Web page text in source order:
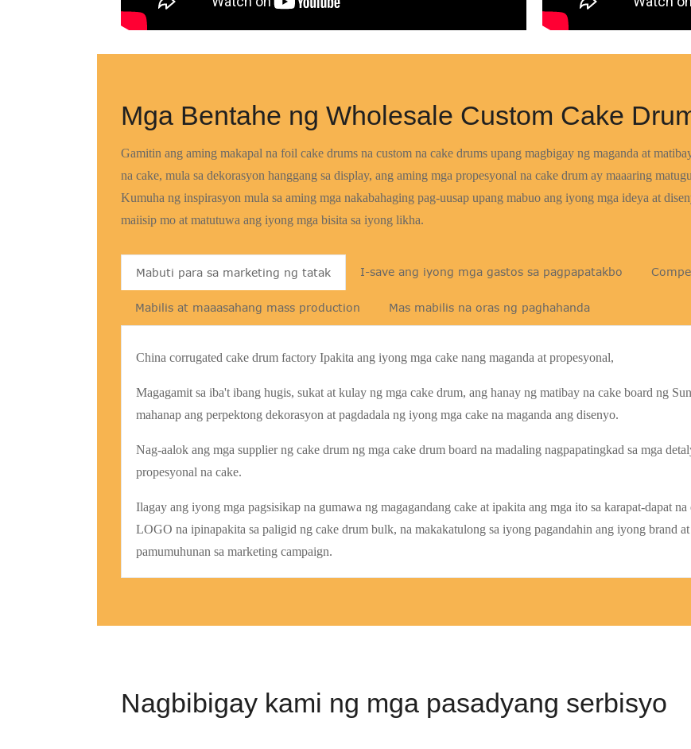
Mga Bentahe ng Wholesale Custom Cake
Gamitin ang aming makapal na foil cake drums na custom na cake drums upang magbigay ng maganda at
na cake, mula sa dekorasyon hanggang sa display, ang aming mga propesyonal na cake drum ay maaaring
Kumuha ng inspirasyon mula sa aming mga nakabahaging pag-uusap upang mabuo ang iyong mga ideya at
maiisip mo at matutuwa ang iyong mga bisita sa iyong likha.
Mabuti para sa marketing ng tatak I-save ang iyong mga gastos sa pagpapatakbo
Mabilis at maaasahang mass production Mas mabilis na oras ng paghahanda
China corrugated cake drum factory Ipakita ang iyong mga cake nang maganda at propesyonal,
Magagamit sa iba't ibang hugis, sukat at kulay ng mga cake drum, ang hanay ng matibay na cake board ng
mahanap ang perpektong dekorasyon at pagdadala ng iyong mga cake na maganda ang disenyo.
Nag-aalok ang mga supplier ng cake drum ng mga cake drum board na madaling nagpapatingkad sa mga
propesyonal na cake.
Ilagay ang iyong mga pagsisikap na gumawa ng magagandang cake at ipakita ang mga ito sa karapat-dapat
LOGO na ipinapakita sa paligid ng cake drum bulk, na makakatulong sa iyong pagandahin ang iyong brand
pamumuhunan sa marketing campaign.
Nagbibigay kami ng mga pasadyang serbisyo